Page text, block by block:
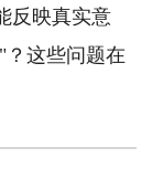
反映真实意
？这些问题在